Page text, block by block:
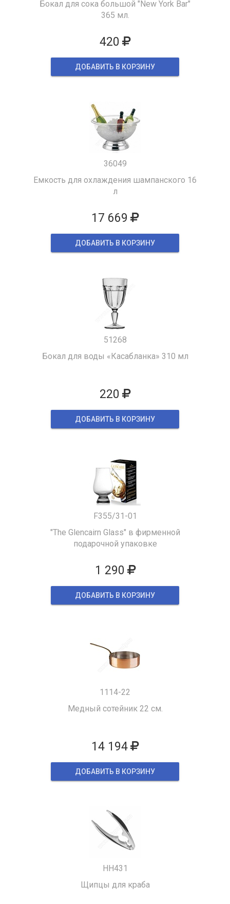
Бокал для сока большой "New York Bar"
365 мл.
420
ДОБАВИТЬ В КОРЗИНУ
36049
Емкость для охлаждения шампанского 16
л
17 669
ДОБАВИТЬ В КОРЗИНУ
51268
Бокал для воды «Касабланка» 310 мл
220
ДОБАВИТЬ В КОРЗИНУ
F355/31-01
"The Glencairn Glass" в фирменной
подарочной упаковке
1 290
ДОБАВИТЬ В КОРЗИНУ
1114-22
Медный сотейник 22 см.
14 194
ДОБАВИТЬ В КОРЗИНУ
HH431
Щипцы для краба